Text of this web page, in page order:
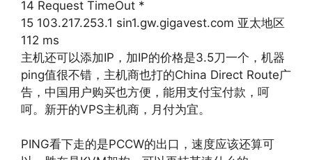
14 Request TimeOut *
15 103.217.253.1 sin1.gw.gigavest.com 亚太地区
112 ms
主机还可以添加IP，加IP的价格是3.5刀一个，机器
ping值很不错，主机商也打的China Direct Route广
告，中国用户购买也方便，能用支付宝付款，呵
呵。新开的VPS主机商，月付为宜。
PING看下走的是PCCW的出口，速度应该还算可